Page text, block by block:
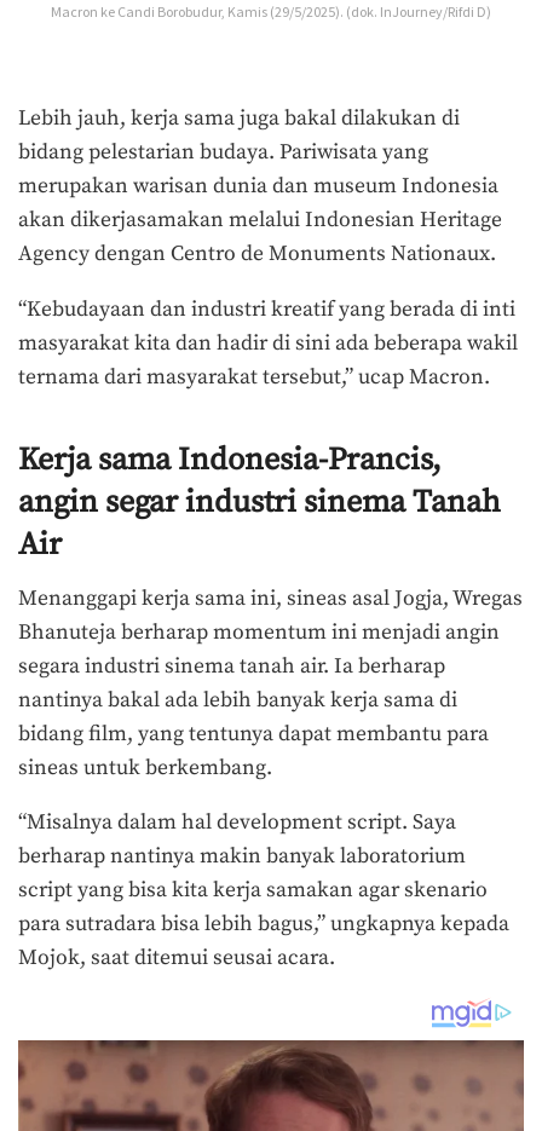
Macron ke Candi Borobudur, Kamis (29/5/2025). (dok. InJourney/Rifdi D)
Lebih jauh, kerja sama juga bakal dilakukan di
bidang pelestarian budaya. Pariwisata yang
merupakan warisan dunia dan museum Indonesia
akan dikerjasamakan melalui Indonesian Heritage
Agency dengan Centro de Monuments Nationaux.
“Kebudayaan dan industri kreatif yang berada di inti
masyarakat kita dan hadir di sini ada beberapa wakil
ternama dari masyarakat tersebut,” ucap Macron.
Kerja sama Indonesia-Prancis,
angin segar industri sinema Tanah
Air
Menanggapi kerja sama ini, sineas asal Jogja, Wregas
Bhanuteja berharap momentum ini menjadi angin
segara industri sinema tanah air. Ia berharap
nantinya bakal ada lebih banyak kerja sama di
bidang film, yang tentunya dapat membantu para
sineas untuk berkembang.
“Misalnya dalam hal development script. Saya
berharap nantinya makin banyak laboratorium
script yang bisa kita kerja samakan agar skenario
para sutradara bisa lebih bagus,” ungkapnya kepada
Mojok, saat ditemui seusai acara.